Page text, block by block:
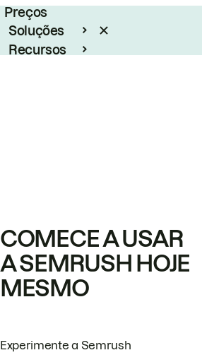
Preços
Soluções
Recursos
COMECE A USAR
A SEMRUSH HOJE
MESMO
Experimente a Semrush